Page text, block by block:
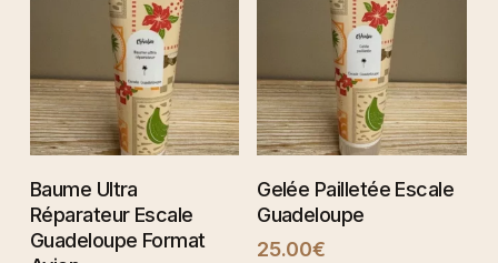
AJOUTER AU
PANIER
Baume Ultra
Réparateur Escale
Guadeloupe Format
AJOUTER AU
Gelée Pailletée Escale
Guadeloupe
25.00€